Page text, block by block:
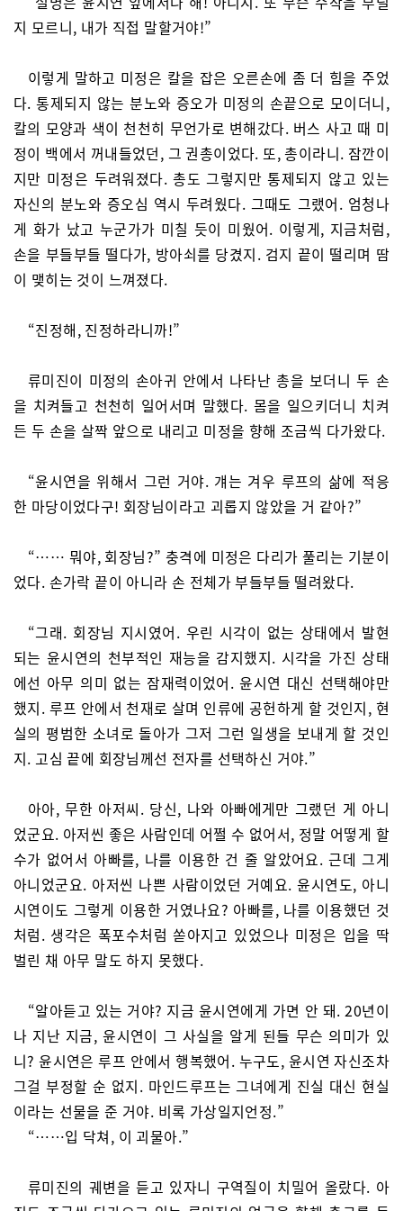
지 모르니, 내가 직접 말할거야!”
이렇게 말하고 미정은 칼을 잡은 오른손에 좀 더 힘을 주었
다. 통제되지 않는 분노와 증오가 미정의 손끝으로 모이더니,
칼의 모양과 색이 천천히 무언가로 변해갔다. 버스 사고 때 미
정이 백에서 꺼내들었던, 그 권총이었다. 또, 총이라니. 잠깐이
지만 미정은 두려워졌다. 총도 그렇지만 통제되지 않고 있는
자신의 분노와 증오심 역시 두려웠다. 그때도 그랬어. 엄청나
게 화가 났고 누군가가 미칠 듯이 미웠어. 이렇게, 지금처럼,
손을 부들부들 떨다가, 방아쇠를 당겼지. 검지 끝이 떨리며 땀
이 맺히는 것이 느껴졌다.
“진정해, 진정하라니까!”
류미진이 미정의 손아귀 안에서 나타난 총을 보더니 두 손
을 치켜들고 천천히 일어서며 말했다. 몸을 일으키더니 치켜
든 두 손을 살짝 앞으로 내리고 미정을 향해 조금씩 다가왔다.
“윤시연을 위해서 그런 거야. 걔는 겨우 루프의 삶에 적응
한 마당이었다구! 회장님이라고 괴롭지 않았을 거 같아?”
“…… 뭐야, 회장님?” 충격에 미정은 다리가 풀리는 기분이
었다. 손가락 끝이 아니라 손 전체가 부들부들 떨려왔다.
“그래. 회장님 지시였어. 우린 시각이 없는 상태에서 발현
되는 윤시연의 천부적인 재능을 감지했지. 시각을 가진 상태
에선 아무 의미 없는 잠재력이었어. 윤시연 대신 선택해야만
했지. 루프 안에서 천재로 살며 인류에 공헌하게 할 것인지, 현
실의 평범한 소녀로 돌아가 그저 그런 일생을 보내게 할 것인
지. 고심 끝에 회장님께선 전자를 선택하신 거야.”
아아, 무한 아저씨. 당신, 나와 아빠에게만 그랬던 게 아니
었군요. 아저씬 좋은 사람인데 어쩔 수 없어서, 정말 어떻게 할
수가 없어서 아빠를, 나를 이용한 건 줄 알았어요. 근데 그게
아니었군요. 아저씬 나쁜 사람이었던 거예요. 윤시연도, 아니
시연이도 그렇게 이용한 거였나요? 아빠를, 나를 이용했던 것
처럼. 생각은 폭포수처럼 쏟아지고 있었으나 미정은 입을 딱
벌린 채 아무 말도 하지 못했다.
“알아듣고 있는 거야? 지금 윤시연에게 가면 안 돼. 20년이
나 지난 지금, 윤시연이 그 사실을 알게 된들 무슨 의미가 있
니? 윤시연은 루프 안에서 행복했어. 누구도, 윤시연 자신조차
그걸 부정할 순 없지. 마인드루프는 그녀에게 진실 대신 현실
이라는 선물을 준 거야. 비록 가상일지언정.”
“……입 닥쳐, 이 괴물아.”
류미진의 궤변을 듣고 있자니 구역질이 치밀어 올랐다. 아